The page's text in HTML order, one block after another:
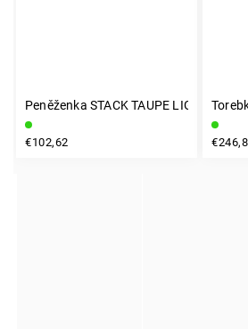
Peněženka STACK TAUPE LIGHT
€102,62
INSTAGRAM